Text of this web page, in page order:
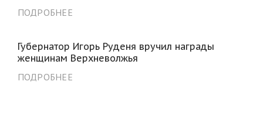
ПОДРОБНЕЕ
Губернатор Игорь Руденя вручил награды
женщинам Верхневолжья
ПОДРОБНЕЕ